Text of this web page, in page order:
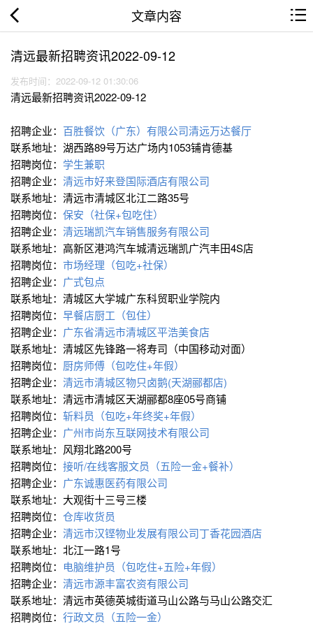
文章内容
清远最新招聘资讯2022-09-12
发布时间：2022-09-12 01:30:06
清远最新招聘资讯2022-09-12
招聘企业： 百胜餐饮（广东）有限公司清远万达餐厅
联系地址：湖西路89号万达广场内1053铺肯德基
招聘岗位： 学生兼职
招聘企业： 清远市好来登国际酒店有限公司
联系地址：清远市清城区北江二路35号
招聘岗位： 保安（社保+包吃住）
招聘企业： 清远瑞凯汽车销售服务有限公司
联系地址：高新区港鸿汽车城清远瑞凯广汽丰田4S店
招聘岗位： 市场经理（包吃+社保）
招聘企业： 广式包点
联系地址：清城区大学城广东科贸职业学院内
招聘岗位： 早餐店厨工（包住）
招聘企业： 广东省清远市清城区平浩美食店
联系地址：清城区先锋路一将寿司（中国移动对面）
招聘岗位： 厨房师傅（包吃住+年假）
招聘企业： 清远市清城区物只卤鹅(天湖郦都店)
联系地址：清远市清城区天湖郦都8座05号商铺
招聘岗位： 斩料员（包吃+年终奖+年假）
招聘企业： 广州市尚东互联网技术有限公司
联系地址：风翔北路200号
招聘岗位： 接听/在线客服文员（五险一金+餐补）
招聘企业： 广东诚惠医药有限公司
联系地址：大观街十三号三楼
招聘岗位： 仓库收货员
招聘企业： 清远市汉铿物业发展有限公司丁香花园酒店
联系地址：北江一路1号
招聘岗位： 电脑维护员（包吃住+五险+年假）
招聘企业： 清远市源丰富农资有限公司
联系地址：清远市英德英城街道马山公路与马山公路交汇
招聘岗位： 行政文员（五险一金）